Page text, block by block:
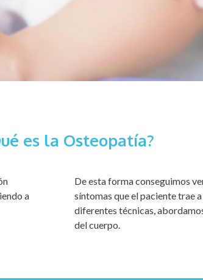
es la Osteopatía?
a
De esta forma conseguimos
síntomas que el paciente trae
diferentes técnicas,
del cuerpo.